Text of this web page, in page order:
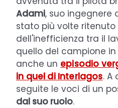
Adami, suo ingegnere
stato più volte ritenuto
dell'inefficienza tra il
quello del campione
anche un episodio
in quel di Interlagos. A
seguite le voci di un
dal suo ruolo.